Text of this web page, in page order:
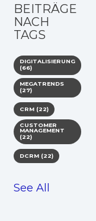
BEITRÄGE
NACH
TAGS
DIGITALISIERUNG
(66)
MEGATRENDS
(27)
CRM (22)
CUSTOMER
MANAGEMENT
(22)
DCRM (22)
See All